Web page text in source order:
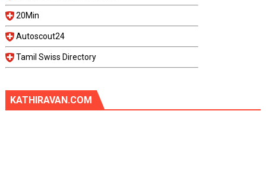
20Min
Autoscout24
Tamil Swiss Directory
KATHIRAVAN.COM